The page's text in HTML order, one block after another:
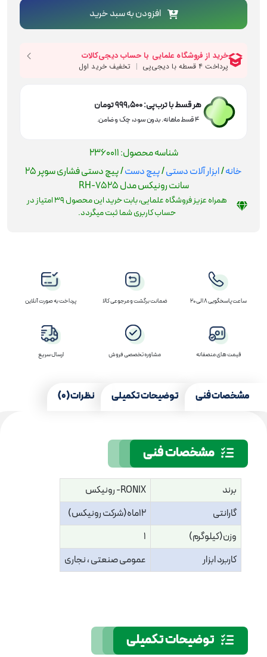
فشاری
سوپر
سانت
RH-
7525
افزودن به سبد خرید
هر قسط با ترب‌پی:999,500تومان
۴ قسط ماهانه. بدون سود، چک و ضامن.
شناسه محصول:2360011
خانه/ابزار آلات دستی/پیچ دست
/ پیچ دستی فشاری سوپر 25
سانت رونیکس مدل RH-7525
همراه عزیز فروشگاه علمایی، بابت خرید این محصول39امتیاز در
حساب کاربری شما ثبت میگردد.
ساعت پاسخگویی 8 الی 20 ضمانت برگشت و مرجوعی کالا پرداخت به صورت آنلاین
قیمت های منصفانه مشاوره تخصصی فروش ارسال سریع
مشخصات فنی توضیحات تکمیلی نظرات (0)
مشخصات فنی
برند
RONIX- رونیکس
گارانتی
12ماه(شرکت رونیکس)
وزن(کیلوگرم)
1
کاربرد ابزار
عمومی صنعتی ، نجاری
توضیحات تکمیلی